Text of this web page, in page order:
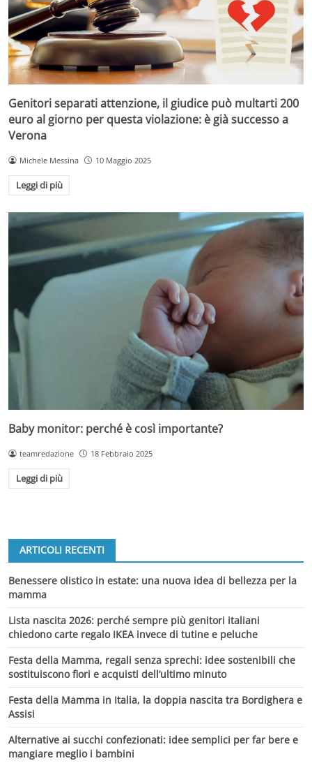
Genitori separati attenzione, il giudice può multarti 200
euro al giorno per questa violazione: è già successo a
Verona
Michele Messina 10 Maggio 2025
Leggi di più
Baby monitor: perché è così importante?
teamredazione 18 Febbraio 2025
Leggi di più
ARTICOLI RECENTI
Benessere olistico in estate: una nuova idea di bellezza per la
mamma
Lista nascita 2026: perché sempre più genitori italiani
chiedono carte regalo IKEA invece di tutine e peluche
Festa della Mamma, regali senza sprechi: idee sostenibili che
sostituiscono fiori e acquisti dell’ultimo minuto
Festa della Mamma in Italia, la doppia nascita tra Bordighera e
Assisi
Alternative ai succhi confezionati: idee semplici per far bere e
mangiare meglio i bambini